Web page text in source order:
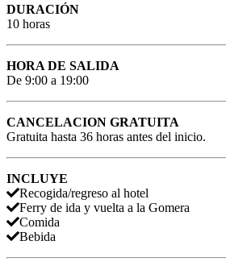
DURACIÓN
10 horas
HORA DE SALIDA
De 9:00 a 19:00
CANCELACION GRATUITA
Gratuita hasta 36 horas antes del inicio.
INCLUYE
Recogida/regreso al hotel
Ferry de ida y vuelta a la Gomera
Comida
Bebida